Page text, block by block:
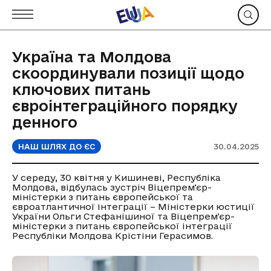
Україна та Молдова
скоординували позиції щодо
ключових питань
євроінтеграційного порядку
денного
НАШ ШЛЯХ ДО ЄС 30.04.2025
У середу, 30 квітня у Кишиневі, Республіка
Молдова, відбулась зустріч Віцепремʼєр-
міністерки з питань європейської та
євроатлантичної інтеграції – Міністерки юстиції
України Ольги Стефанішиної та Віцепремʼєр-
міністерки з питань європейської інтеграції
Республіки Молдова Крістіни Герасимов.